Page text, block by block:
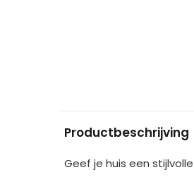
Productbeschrijving
Geef je huis een